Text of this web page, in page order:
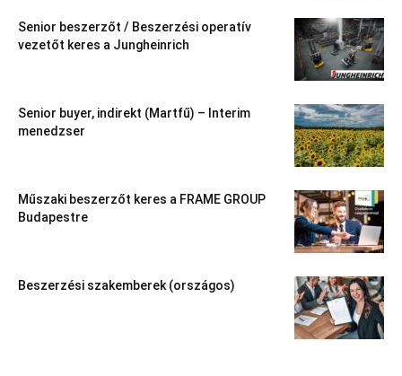
Senior beszerzőt / Beszerzési operatív
vezetőt keres a Jungheinrich
Senior buyer, indirekt (Martfű) – Interim
menedzser
Műszaki beszerzőt keres a FRAME GROUP
Budapestre
Beszerzési szakemberek (országos)